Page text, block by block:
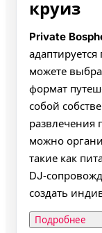
круиз
Private
можете
формат
собой
развлечения
можно
такие как
создать
Подробнее